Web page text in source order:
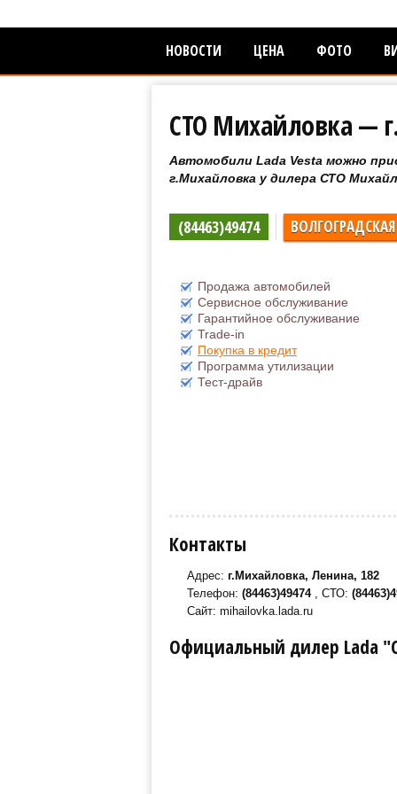
НОВОСТИ ЦЕНА ФОТО
СТО Михайловка —
Автомобили Lada Vesta можно
г.Михайловка у дилера СТО
(84463)49474
Продажа автомобилей
Сервисное обслуживание
Гарантийное обслуживание
Trade-in
Покупка в кредит
Программа утилизации
Тест-драйв
Контакты
Адрес: г.Михайловка, Ленина, 182
Телефон: (84463)49474 , СТО:
Сайт: mihailovka.lada.ru
Официальный дилер Lada